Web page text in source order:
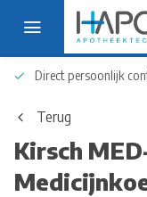
Direct persoonlijk
Terug
Kirsch